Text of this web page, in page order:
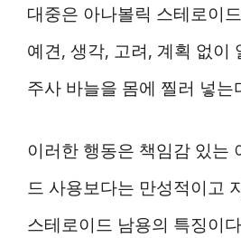
대중은 아나볼릭 스테로이
예견, 생각, 고려, 계획 없이
주사 바늘을 몸에 찔러 넣는
이러한 행동은 책임감 있는
드 사용보다는 만성적이고
스테로이드 남용의 특징이